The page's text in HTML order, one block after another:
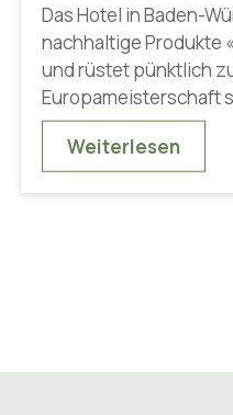
Das Hotel in Baden-
nachhaltige Produkte
und rüstet pünktlich
Europameisterschaft
Weiterlesen